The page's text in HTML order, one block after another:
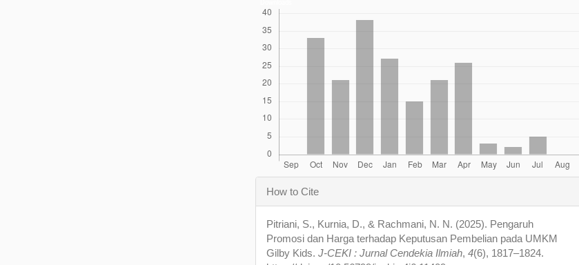
Article
Details
How to Cite
Pitriani, S., Kurnia, D., & Rachmani, N. N. (2025). Pengaruh
Promosi dan Harga terhadap Keputusan Pembelian pada UMKM
Gilby Kids.J-CEKI : Jurnal Cendekia Ilmiah,4(6), 1817–1824.